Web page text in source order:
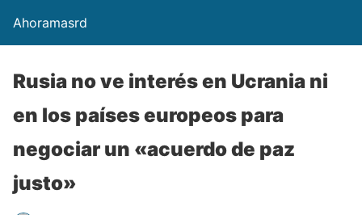
Ahoramasrd
Rusia no ve interés en Ucrania ni
en los países europeos para
negociar un «acuerdo de paz
justo»